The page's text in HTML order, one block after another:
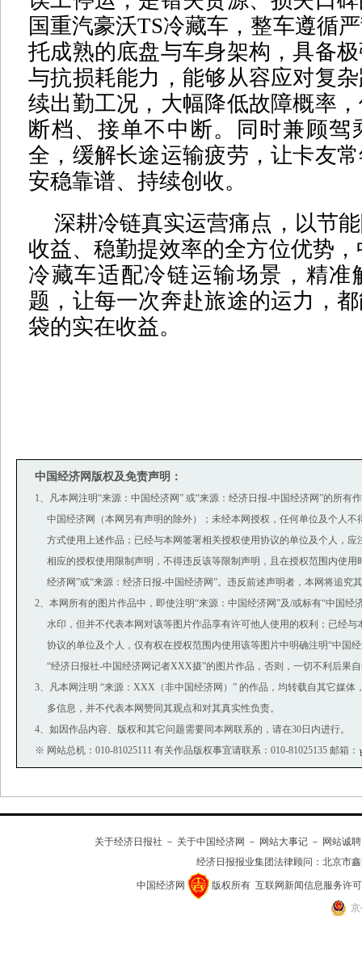
国重汽豪沃TS冷藏车，整车遵循
托成熟的底盘与车身架构，具备
与抗损耗能力，能够从容应对复
续出勤工况，大幅降低故障概率
断档、接单不中断。同时兼顾驾
全，缓解长途运输疲劳，让卡友
安稳靠谱、持续创收。
深耕冷链真实运营痛点，以节
收益、稳勤提效率的全方位优势
冷藏车适配冷链运输场景，精准
题，让每一次奔赴旅途的运力，
袋的实在收益。
中国经济网版权及免责声明：
1、凡本网注明“来源：中国经济网” 或“来源：经济日报-中国经济网”的所有
中国经济网（本网另有声明的除外）；未经本网授权，任何单位及个人不
方式使用上述作品；已经与本网签署相关授权使用协议的单位及个人，应
相应的授权使用限制声明，不得违反该等限制声明，且在授权范围内使用
经济网”或“来源：经济日报-中国经济网”。违反前述声明者，本网将追究
2、本网所有的图片作品中，即使注明“来源：中国经济网”及/或标有“中国经
水印，但并不代表本网对该等图片作品享有许可他人使用的权利；已经与
协议的单位及个人，仅有权在授权范围内使用该等图片中明确注明“中国
“经济日报社-中国经济网记者XXX摄”的图片作品，否则，一切不利后果
3、凡本网注明 “来源：XXX（非中国经济网）” 的作品，均转载自其它媒体
多信息，并不代表本网赞同其观点和对其真实性负责。
4、如因作品内容、版权和其它问题需要同本网联系的，请在30日内进行。
※ 网站总机：010-81025111 有关作品版权事宜请联系：010-81025135 邮箱：
关于经济日报社 － 关于中国经济网 － 网站大事记 － 网站诚聘
经济日报报业集团法律顾问： 北京市
中国经济网 版权所有 互联网新闻信息服务许可
京